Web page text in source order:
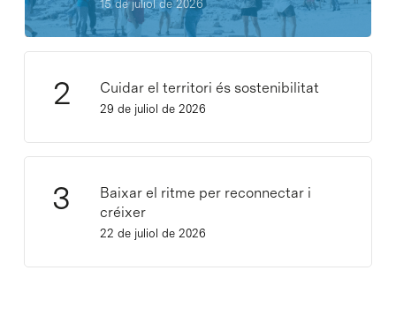
15 de juliol de 2026
Cuidar el territori és sostenibilitat
29 de juliol de 2026
Baixar el ritme per reconnectar i
créixer
22 de juliol de 2026